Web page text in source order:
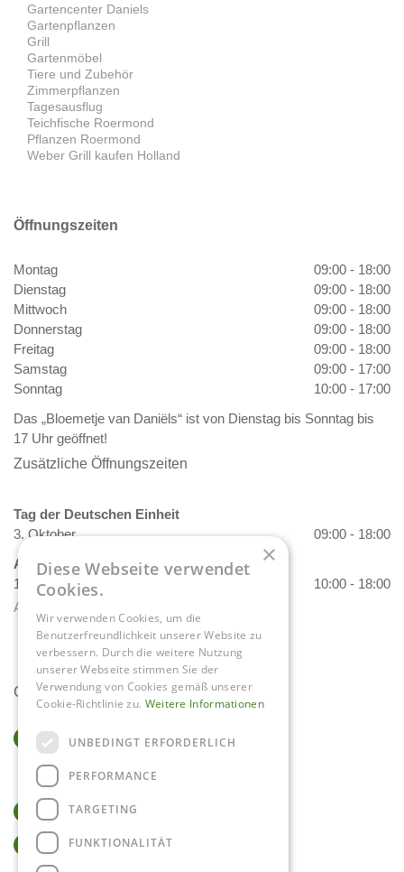
Gartencenter Daniels
Gartenpflanzen
Grill
Gartenmöbel
Tiere und Zubehör
Zimmerpflanzen
Tagesausflug
Teichfische Roermond
Pflanzen Roermond
Weber Grill kaufen Holland
Öffnungszeiten
Montag
09:00 - 18:00
Dienstag
09:00 - 18:00
Mittwoch
09:00 - 18:00
Donnerstag
09:00 - 18:00
Freitag
09:00 - 18:00
Samstag
09:00 - 17:00
Sonntag
10:00 - 17:00
Das „Bloemetje van Daniëls“ ist von Dienstag bis Sonntag bis
17 Uhr geöffnet!
Zusätzliche Öffnungszeiten
Tag der Deutschen Einheit
3. Oktober
09:00 - 18:00
Allerheiligen
1. November
10:00 - 18:00
Alle Öffnungszeiten anzeigen
Contact
Gartencenter Daniëls
Herkenbosserweg 4
6063 NL Vlodrop
0475-534298
info@tuincentrumdaniels.nl
×
Diese Webseite verwendet
Cookies.
Wir verwenden Cookies, um die
Benutzerfreundlichkeit unserer Website zu
verbessern. Durch die weitere Nutzung
unserer Webseite stimmen Sie der
Verwendung von Cookies gemäß unserer
Cookie-Richtlinie zu. Weitere Informationen
UNBEDINGT ERFORDERLICH
PERFORMANCE
TARGETING
FUNKTIONALITÄT